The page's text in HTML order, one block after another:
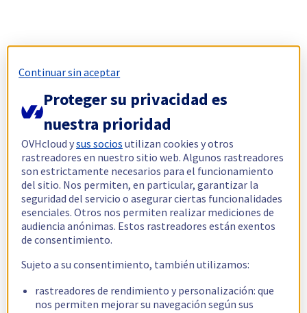
Continuar sin aceptar
Proteger su privacidad es
nuestra prioridad
OVHcloud ysus socios utilizan cookies y otros
rastreadores en nuestro sitio web. Algunos rastreadores
son estrictamente necesarios para el funcionamiento
del sitio. Nos permiten, en particular, garantizar la
seguridad del servicio o asegurar ciertas funcionalidades
esenciales. Otros nos permiten realizar mediciones de
audiencia anónimas. Estos rastreadores están exentos
de consentimiento.
Sujeto a su consentimiento, también utilizamos:
rastreadores de rendimiento y personalización: que
nos permiten mejorar su navegación según sus